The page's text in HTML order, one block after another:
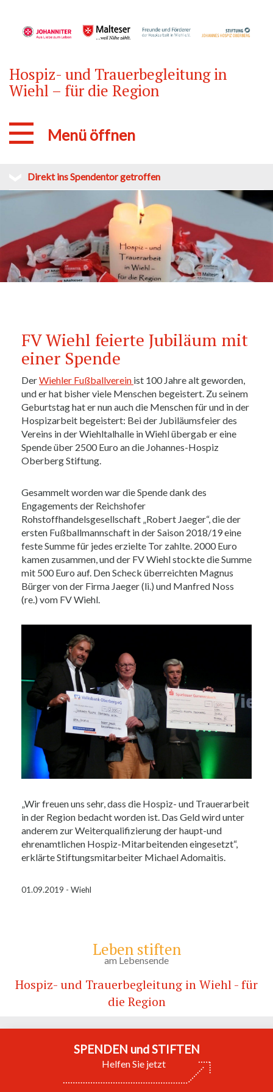
Hospiz- und Trauerbegleitung in
Wiehl – für die Region
Menü öffnen
Direkt ins Spendentor getroffen
FV Wiehl feierte Jubiläum mit
einer Spende
DerWiehler Fußballverein ist 100 Jahre alt geworden,
und er hat bisher viele Menschen begeistert. Zu seinem
Geburtstag hat er nun auch die Menschen für und in der
Hospizarbeit begeistert: Bei der Jubiläumsfeier des
Vereins in der Wiehltalhalle in Wiehl übergab er eine
Spende über 2500 Euro an die Johannes-Hospiz
Oberberg Stiftung.
Gesammelt worden war die Spende dank des
Engagements der Reichshofer
Rohstoffhandelsgesellschaft „Robert Jaeger“, die der
ersten Fußballmannschaft in der Saison 2018/19 eine
feste Summe für jedes erzielte Tor zahlte. 2000 Euro
kamen zusammen, und der FV Wiehl stockte die Summe
mit 500 Euro auf. Den Scheck überreichten Magnus
Bürger von der Firma Jaeger (li.) und Manfred Noss
(re.) vom FV Wiehl.
„Wir freuen uns sehr, dass die Hospiz- und Trauerarbeit
in der Region bedacht worden ist. Das Geld wird unter
anderem zur Weiterqualifizierung der haupt-und
ehrenamtlichen Hospiz-Mitarbeitenden eingesetzt“,
erklärte Stiftungsmitarbeiter Michael Adomaitis.
01.09.2019 - Wiehl
Leben stiften
am Lebensende
Hospiz- und Trauerbegleitung in Wiehl - für
die Region
SPENDEN und STIFTEN
Helfen Sie jetzt